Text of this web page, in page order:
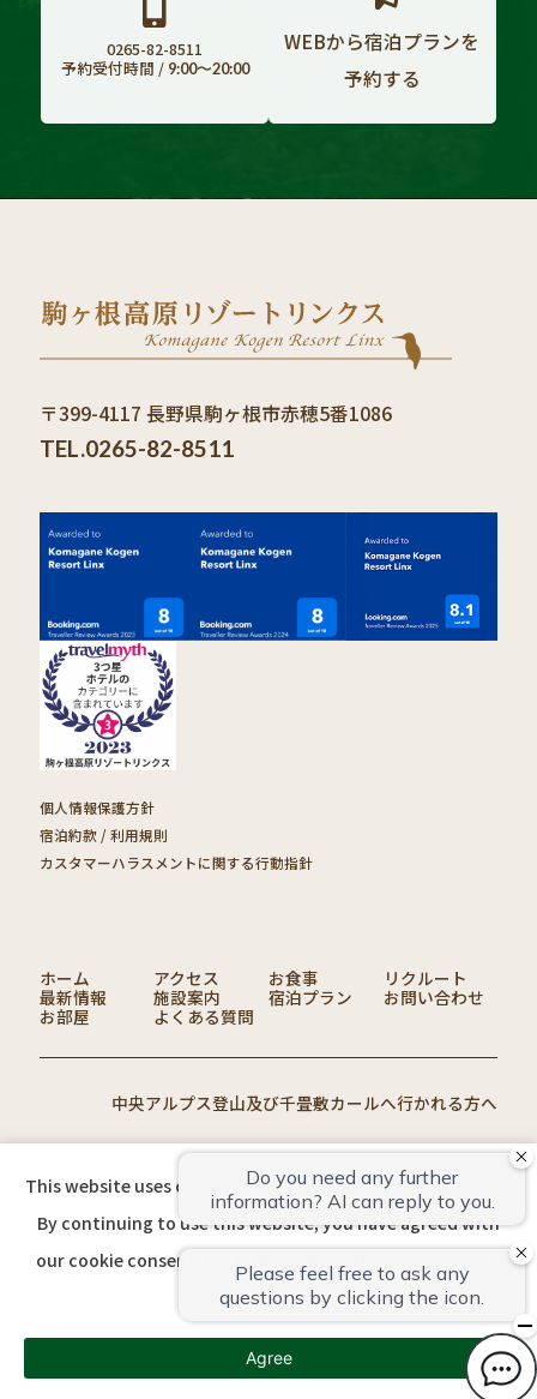
0265-82-8511
予約受付時間 / 9:00〜20:00
WEBから宿泊プランを
予約する
〒399-4117 長野県駒ヶ根市赤穂5番1086
TEL.0265-82-8511
個人情報保護方針
宿泊約款 / 利用規則
カスタマーハラスメントに関する行動指針
ホーム アクセス お食事
リクルート
最新情報
施設案内 宿泊プラン
お問い合わせ
お部屋
よくある質問
中央アルプス登山及び千畳敷カールへ行かれる方へ
フジケングループ 総合TOPリクルート
Copyright © Komagane Kogen Resort Linx
This website uses cookies to improve your user experience.
By continuing to use this website, you have agreed with
our cookie consent. For futher information, please check
thePrivate Policy.
Agree